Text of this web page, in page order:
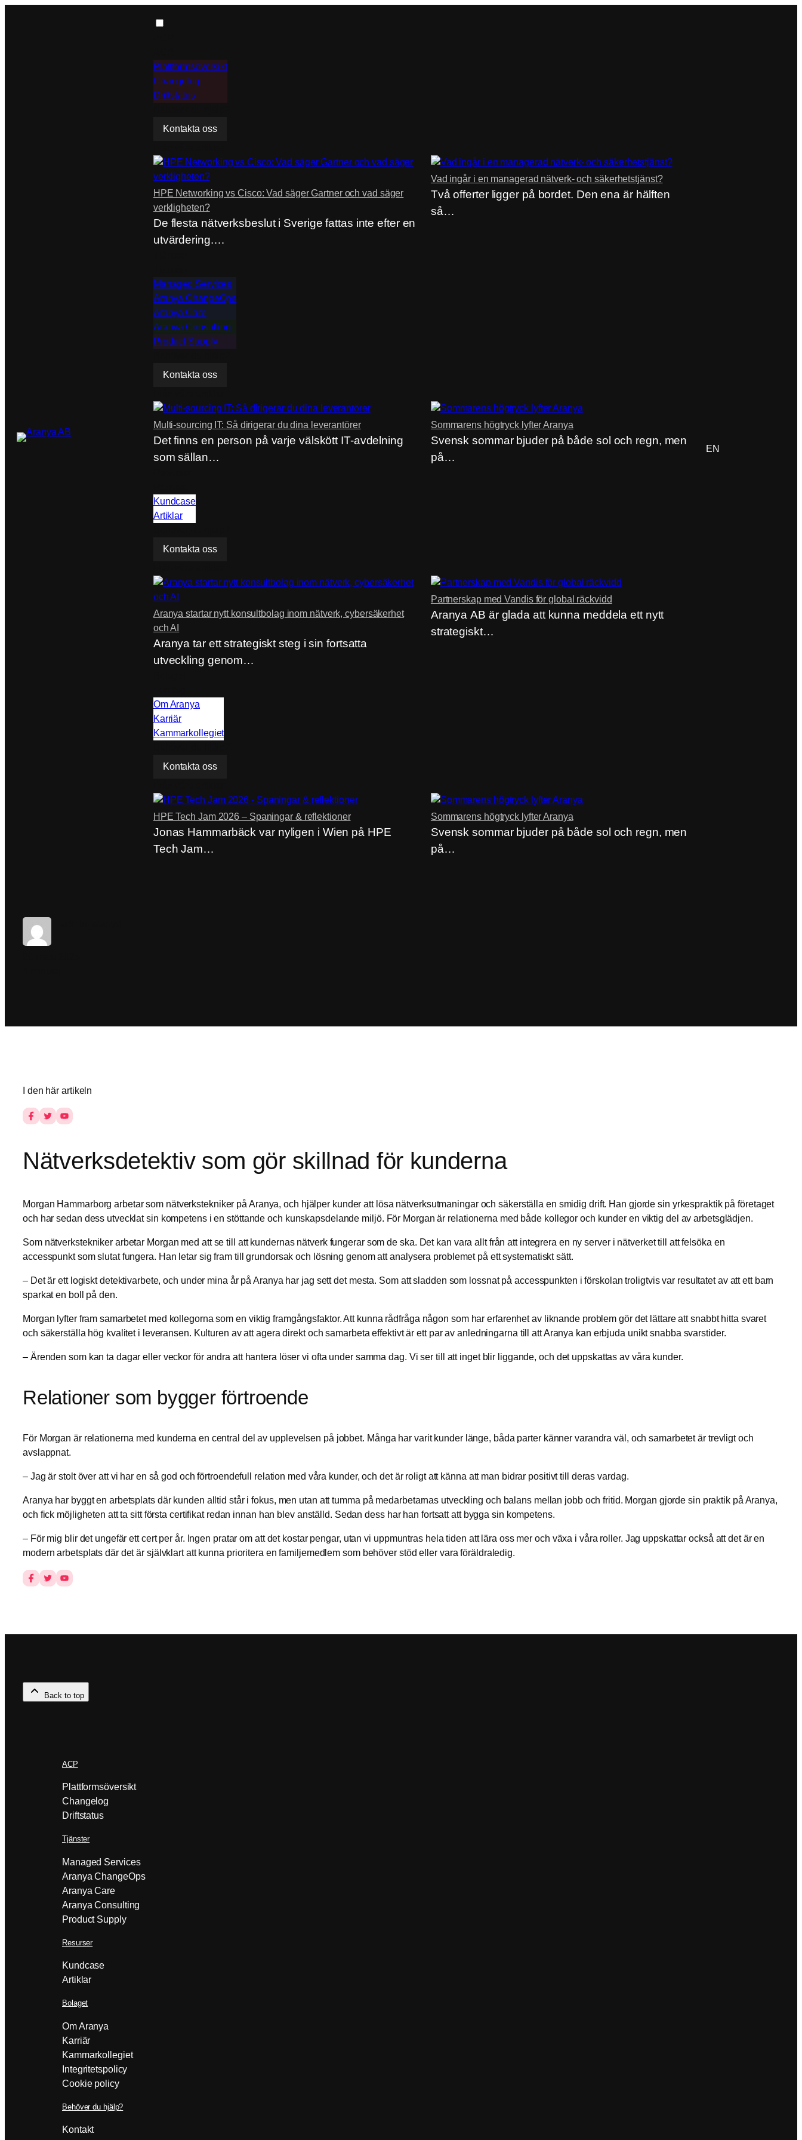
Plattformsöversikt
Changelog
Driftstatus
Kontakta oss
HPE Networking vs Cisco: Vad säger Gartner och vad säger
verkligheten?
De flesta nätverksbeslut i Sverige fattas inte efter en
utvärdering.…
Vad ingår i en managerad nätverk- och säkerhetstjänst?
Två offerter ligger på bordet. Den ena är hälften
så…
Managed Services
Aranya ChangeOps
Aranya Care
Aranya Consulting
Product Supply
Kontakta oss
Multi-sourcing IT: Så dirigerar du dina leverantörer
Det finns en person på varje välskött IT-avdelning
som sällan…
Sommarens högtryck lyfter Aranya
Svensk sommar bjuder på både sol och regn, men
på…
Kundcase
Artiklar
Kontakta oss
Aranya startar nytt konsultbolag inom nätverk, cybersäkerhet
och AI
Aranya tar ett strategiskt steg i sin fortsatta
utveckling genom…
Partnerskap med Vandis för global räckvidd
Aranya AB är glada att kunna meddela ett nytt
strategiskt…
Om Aranya
Karriär
Kammarkollegiet
Kontakta oss
HPE Tech Jam 2026 – Spaningar & reflektioner
Jonas Hammarbäck var nyligen i Wien på HPE
Tech Jam…
Sommarens högtryck lyfter Aranya
Svensk sommar bjuder på både sol och regn, men
på…
EN
I den här artikeln
Nätverksdetektiv som gör skillnad för kunderna
Morgan Hammarborg arbetar som nätverkstekniker på Aranya, och hjälper kunder att lösa nätverksutmaningar och säkerställa en smidig drift. Han gjorde sin yrkespraktik på företaget
och har sedan dess utvecklat sin kompetens i en stöttande och kunskapsdelande miljö. För Morgan är relationerna med både kollegor och kunder en viktig del av arbetsglädjen.
Som nätverkstekniker arbetar Morgan med att se till att kundernas nätverk fungerar som de ska. Det kan vara allt från att integrera en ny server i nätverket till att felsöka en
accesspunkt som slutat fungera. Han letar sig fram till grundorsak och lösning genom att analysera problemet på ett systematiskt sätt.
– Det är ett logiskt detektivarbete, och under mina år på Aranya har jag sett det mesta. Som att sladden som lossnat på accesspunkten i förskolan troligtvis var resultatet av att ett barn
sparkat en boll på den.
Morgan lyfter fram samarbetet med kollegorna som en viktig framgångsfaktor. Att kunna rådfråga någon som har erfarenhet av liknande problem gör det lättare att snabbt hitta svaret
och säkerställa hög kvalitet i leveransen. Kulturen av att agera direkt och samarbeta effektivt är ett par av anledningarna till att Aranya kan erbjuda unikt snabba svarstider.
– Ärenden som kan ta dagar eller veckor för andra att hantera löser vi ofta under samma dag. Vi ser till att inget blir liggande, och det uppskattas av våra kunder.
Relationer som bygger förtroende
För Morgan är relationerna med kunderna en central del av upplevelsen på jobbet. Många har varit kunder länge, båda parter känner varandra väl, och samarbetet är trevligt och
avslappnat.
– Jag är stolt över att vi har en så god och förtroendefull relation med våra kunder, och det är roligt att känna att man bidrar positivt till deras vardag.
Aranya har byggt en arbetsplats där kunden alltid står i fokus, men utan att tumma på medarbetarnas utveckling och balans mellan jobb och fritid. Morgan gjorde sin praktik på Aranya,
och fick möjligheten att ta sitt första certifikat redan innan han blev anställd. Sedan dess har han fortsatt att bygga sin kompetens.
– För mig blir det ungefär ett cert per år. Ingen pratar om att det kostar pengar, utan vi uppmuntras hela tiden att lära oss mer och växa i våra roller. Jag uppskattar också att det är en
modern arbetsplats där det är självklart att kunna prioritera en familjemedlem som behöver stöd eller vara föräldraledig.
Back to top
ACP
Plattformsöversikt
Changelog
Driftstatus
Tjänster
Managed Services
Aranya ChangeOps
Aranya Care
Aranya Consulting
Product Supply
Resurser
Kundcase
Artiklar
Bolaget
Om Aranya
Karriär
Kammarkollegiet
Integritetspolicy
Cookie policy
Behöver du hjälp?
Kontakt